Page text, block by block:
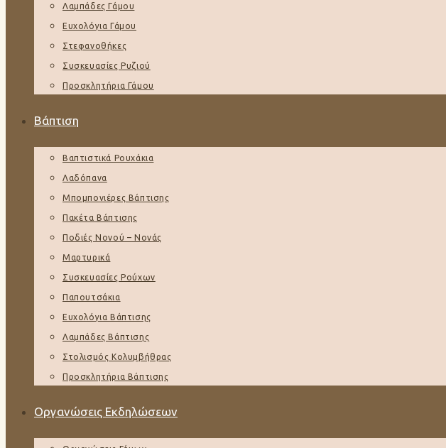
Λαμπάδες Γάμου
Ευχολόγια Γάμου
Στεφανοθήκες
Συσκευασίες Ρυζιού
Προσκλητήρια Γάμου
Βάπτιση
Βαπτιστικά Ρουχάκια
Λαδόπανα
Μπομπονιέρες Βάπτισης
Πακέτα Βάπτισης
Ποδιές Νονού – Νονάς
Μαρτυρικά
Συσκευασίες Ρούχων
Παπουτσάκια
Ευχολόγια Βάπτισης
Λαμπάδες Βάπτισης
Στολισμός Κολυμβήθρας
Προσκλητήρια Βάπτισης
Οργανώσεις Εκδηλώσεων